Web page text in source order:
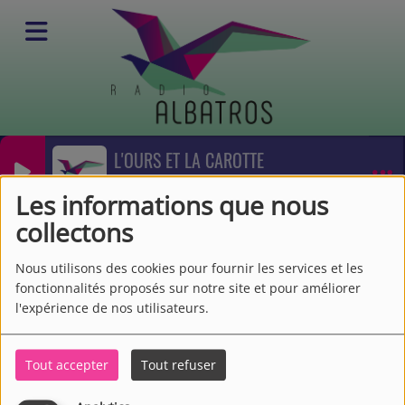
Les informations que nous
collectons
Nous utilisons des cookies pour fournir les services et les
fonctionnalités proposés sur notre site et pour améliorer
l'expérience de nos utilisateurs.
Tout accepter Tout refuser
L'OURS ET LA CAROTTE
_NICOLAS SEMMARTIN
Equipes Animateurs Edwige Andouard
Edwige Andouard